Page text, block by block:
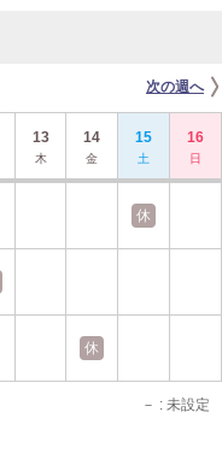
次の週へ
13
木
14
金
15
土
16
日
休
休
－ : 未設定